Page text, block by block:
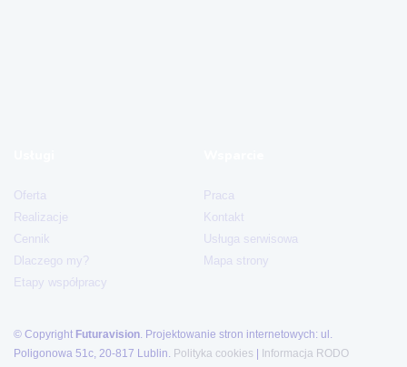
Oferta
Realizacje
Cennik
Dlaczego my?
Etapy współpracy
Praca
Kontakt
Usługa serwisowa
Mapa strony
© Copyright Futuravision Projektowanie stron internetowych: ul.
Poligonowa 51c, 20-817 Lublin. Polityka cookies | Informacja RODO